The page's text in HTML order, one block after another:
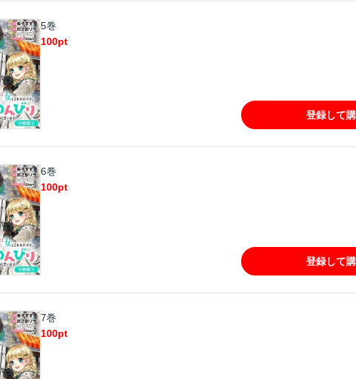
5巻
100pt
登録して
6巻
100pt
登録して
7巻
100pt